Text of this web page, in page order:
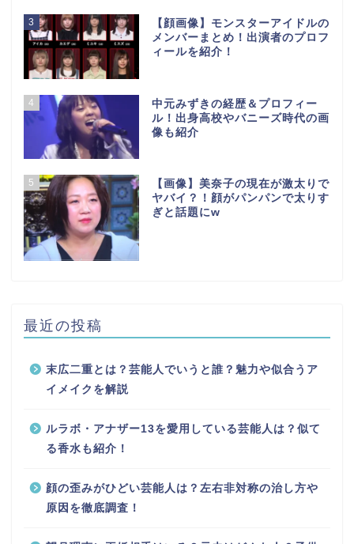
3
【顔画像】モンスターアイドルの
メンバーまとめ！出演者のプロフ
ィールを紹介！
4
中元みずきの経歴＆プロフィー
ル！出身高校やバニーズ時代の画
像も紹介
5
【画像】美奈子の現在が激太りで
ヤバイ？！顔がパンパンで太りす
ぎと話題にw
最近の投稿
末広二重とは？芸能人でいうと誰？魅力や似合うア
イメイクを解説
ルラボ・アナザー13を愛用している芸能人は？似て
る香水も紹介！
顔の歪みがひどい芸能人は？左右非対称の治し方や
原因を徹底調査！